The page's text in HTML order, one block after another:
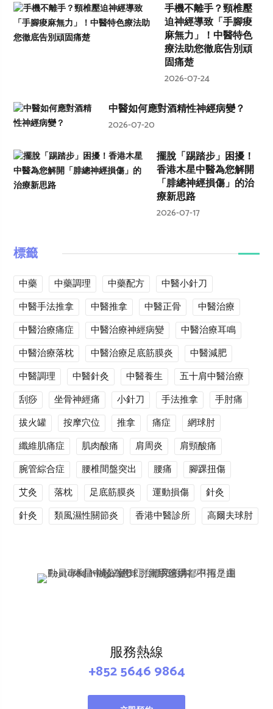
手機不離手？頸椎壓
迫神經導致「手腳痠
麻無力」！中醫特色
療法助您徹底告別頑
固痛楚
2026-07-24
中醫如何應對酒精性神經病變？
2026-07-20
擺脫「踢踏步」困擾！
香港木星中醫為您解開
「腓總神經損傷」的治
療新思路
2026-07-17
標籤
中藥 中藥調理 中藥配方
中醫小針刀
中醫手法推拿
中醫推拿 中醫正骨
中醫治療
中醫治療痛症
中醫治療神經病變
中醫治療耳鳴
中醫治療落枕
中醫治療足底筋膜炎
中醫減肥
中醫調理
中醫針灸 中醫養生
五十肩中醫治療
刮痧
坐骨神經痛 小針刀 手法推拿
手肘痛
拔火罐
按摩穴位 推拿 痛症
網球肘
纖維肌痛症
肌肉酸痛 肩周炎
肩頸酸痛
腕管綜合症
腰椎間盤突出 腰痛
腳踝扭傷
艾灸
落枕 足底筋膜炎 運動損傷
針灸
針灸
類風濕性關節炎 香港中醫診所 高爾夫球肘
服務熱線
+852 5646 9864